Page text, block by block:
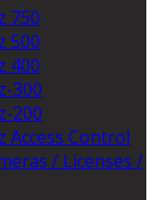
750
500
400
300
200
Access Control
/ Licenses /